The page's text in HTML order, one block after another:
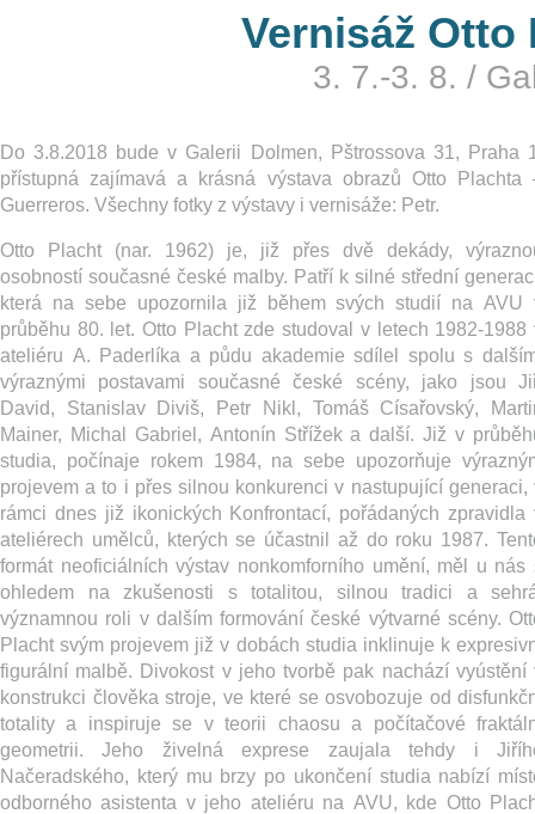
Vernisáž Otto
3. 7.-3. 8. /
Do 3.8.2018 bude v Galerii Dolmen, Pštrossova 31, Praha
přístupná zajímavá a krásná výstava obrazů Otto Plachta
Guerreros. Všechny fotky z výstavy i vernisáže: Petr.
Otto Placht (nar. 1962) je, již přes dvě dekády,
osobností současné české malby. Patří k silné střední
která na sebe upozornila již během svých studií na AVU
průběhu 80. let. Otto Placht zde studoval v letech 1982-1988
ateliéru A. Paderlíka a půdu akademie sdílel spolu s
výraznými postavami současné české scény, jako jsou
David, Stanislav Diviš, Petr Nikl, Tomáš Císařovský,
Mainer, Michal Gabriel, Antonín Střížek a další. Již v
studia, počínaje rokem 1984, na sebe upozorňuje
projevem a to i přes silnou konkurenci v nastupující generaci,
rámci dnes již ikonických Konfrontací, pořádaných zpravidla
ateliérech umělců, kterých se účastnil až do roku 1987.
formát neoficiálních výstav nonkomforního umění, měl u nás
ohledem na zkušenosti s totalitou, silnou tradici a
významnou roli v dalším formování české výtvarné scény.
Placht svým projevem již v dobách studia inklinuje k
figurální malbě. Divokost v jeho tvorbě pak nachází vyústění
konstrukci člověka stroje, ve které se osvobozuje od
totality a inspiruje se v teorii chaosu a počítačové
geometrii. Jeho živelná exprese zaujala tehdy i
Načeradského, který mu brzy po ukončení studia nabízí
odborného asistenta v jeho ateliéru na AVU, kde Otto